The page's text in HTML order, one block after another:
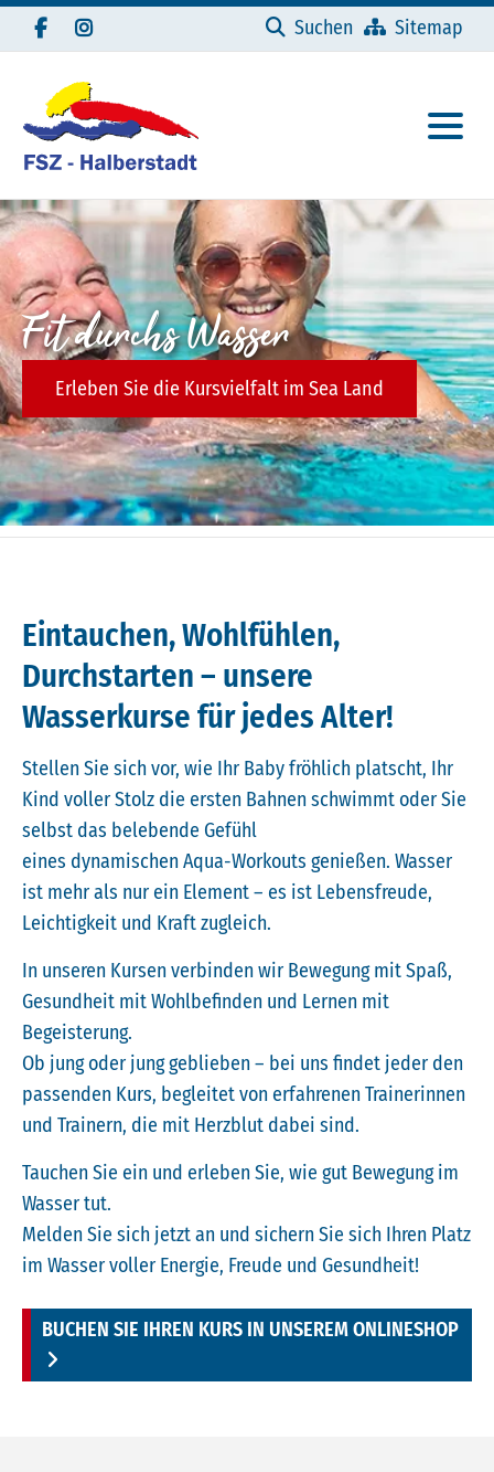
Navigation überspringen
Suchen
Sitemap
Fit durchs Wasser
Erleben Sie die Kursvielfalt im Sea Land
Eintauchen, Wohlfühlen,
Durchstarten – unsere
Wasserkurse für jedes Alter!
Stellen Sie sich vor, wie Ihr Baby fröhlich platscht, Ihr
Kind voller Stolz die ersten Bahnen schwimmt oder Sie
selbst das belebende Gefühl
eines dynamischen Aqua-Workouts genießen. Wasser
ist mehr als nur ein Element – es ist Lebensfreude,
Leichtigkeit und Kraft zugleich.
In unseren Kursen verbinden wir Bewegung mit Spaß,
Gesundheit mit Wohlbefinden und Lernen mit
Begeisterung.
Ob jung oder jung geblieben – bei uns findet jeder den
passenden Kurs, begleitet von erfahrenen Trainerinnen
und Trainern, die mit Herzblut dabei sind.
Tauchen Sie ein und erleben Sie, wie gut Bewegung im
Wasser tut.
Melden Sie sich jetzt an und sichern Sie sich Ihren Platz
im Wasser voller Energie, Freude und Gesundheit!
BUCHEN SIE IHREN KURS IN UNSEREM ONLINESHOP